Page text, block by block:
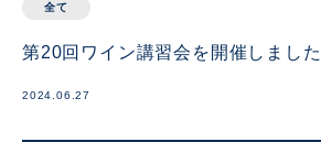
全て
第20回ワイン講習会を開催しました
2024.06.27